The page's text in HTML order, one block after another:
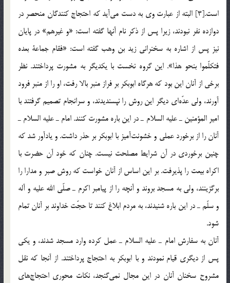
است.[3] البته از عبارت وي به دست مي‌آيد كه احتجاج كنندگان منحصر در
دوازده نفر نبودند، زيرا پس از ذكر نام آنها گفته است: «و غيرهم» در پايان
نيز پس از اشاره به سخنراني زيد بن وهب گفته است: «فقام جماعة بعده
فتكلّموا بنحو هذا». اين گروه نخست با يكديگر به مشورت پرداختند. نظر
برخي از آنان اين بود كه هرگاه ابوبكر بر فراز منبر بالا رفت، او را از منبر فرود
آورند، ولي عدّه‌اي ديگر اين روش را نپسنديدند، و سرانجام تصميم گرفتند با
امير المؤمنين ـ عليه السلام ـ در اين باره مشورت كنند. امام ـ عليه السلام ـ
آنان را از برخورد عملي و خشونت‌آميز با ابوبكر بر حذر داشت. و يادآور شد كه
چنين برخوردي در آن شرايط مصلحت نيست. چنان كه خود آن حضرت با
اكراه بيعت را پذيرفت. بر اين اساس از آنان خواست كه روش صبر و مدارا را
برگزينند، ولي به مسجد بروند و آنچه را از پيامبر اكرم ـ صلّي الله عليه و آله
و سلّم ـ در اين باره شنيدند، به مردم ابلاغ كنند تا حجّت خداوند بر آنان تمام
شود.
آنان به سفارش امام ـ عليه السلام ـ عمل كرده وارد مسجد شدند، و يكي
پس از ديگري قيام نمودند و با ابوبكر به احتجاج پرداختند. از آنجا كه نقل
مشروح سخنان آنان در اين مجال نمي‌گنجد، نكات محوري احتجاج‌هاي